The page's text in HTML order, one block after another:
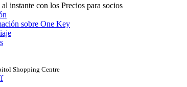
instante con los Precios para socios
sobre One Key
Shopping Centre